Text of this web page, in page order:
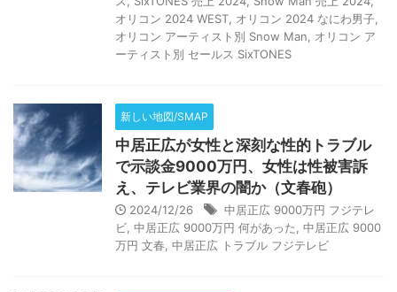
オリコン 2024 WEST オリコン 2024 なにわ男子
オリコン アーティスト別 Snow Man
オリコン ア
ーティスト別 セールス SixTONES
新しい地図/SMAP
中居正広が女性と深刻な性的トラブル
で示談金9000万円、女性は性被害訴
え、テレビ業界の闇か（文春砲）
2024/12/26
中居正広 9000万円 フジテレ
ビ 中居正広 9000万円 何があった
中居正広 9000
万円 文春 中居正広 トラブル フジテレビ